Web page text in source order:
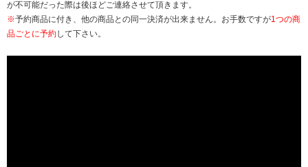
が不可能だった際は後ほどご連絡させて頂きます。
※予約商品に付き、他の商品との同一決済が出来ません。お手数ですが1つの商
品ごとに予約して下さい。